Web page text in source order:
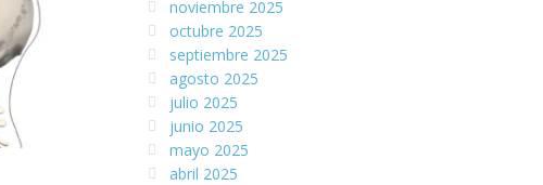
noviembre 2025
octubre 2025
septiembre 2025
agosto 2025
julio 2025
junio 2025
mayo 2025
abril 2025